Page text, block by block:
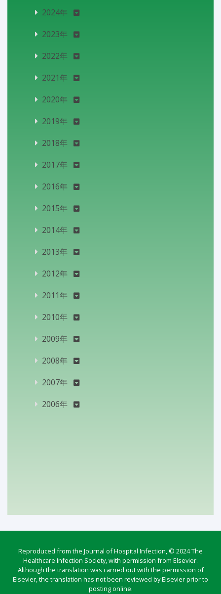
2024年
2023年
2022年
2021年
2020年
2019年
2018年
2017年
2016年
2015年
2014年
2013年
2012年
2011年
2010年
2009年
2008年
2007年
2006年
Reproduced from the Journal of Hospital Infection, © 2024 The
Healthcare Infection Society, with permission from Elsevier.
Although the translation was carried out with the permission of
Elsevier, the translation has not been reviewed by Elsevier prior to
posting online.